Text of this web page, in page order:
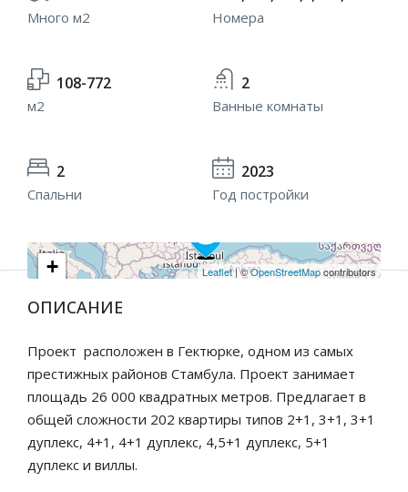
Много м2 Номера
108-772
м2
2
Ванные комнаты
2
Спальни
2023
Год постройки
+
Leaflet| ©OpenStreetMapcontributors
ОПИСАНИЕ
Проект расположен в Гектюрке, одном из самых
престижных районов Стамбула. Проект занимает
площадь 26 000 квадратных метров. Предлагает в
общей сложности 202 квартиры типов 2+1, 3+1, 3+1
дуплекс, 4+1, 4+1 дуплекс, 4,5+1 дуплекс, 5+1
дуплекс и виллы.